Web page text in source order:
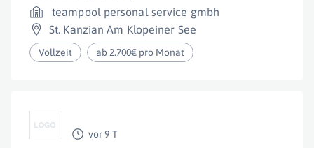
teampool personal service gmbh
St. Kanzian Am Klopeiner See
Vollzeit ab 2.700€ pro Monat
vor 9 T